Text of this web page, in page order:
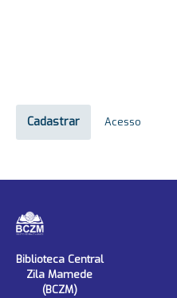
Cadastrar Acesso
Biblioteca Central
Zila Mamede
(BCZM)